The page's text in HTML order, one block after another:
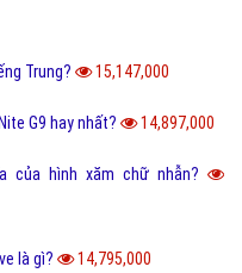
Trung? 15,147,000
G9 hay nhất? 14,897,000
của hình xăm chữ nhẫn?
là gì? 14,795,000